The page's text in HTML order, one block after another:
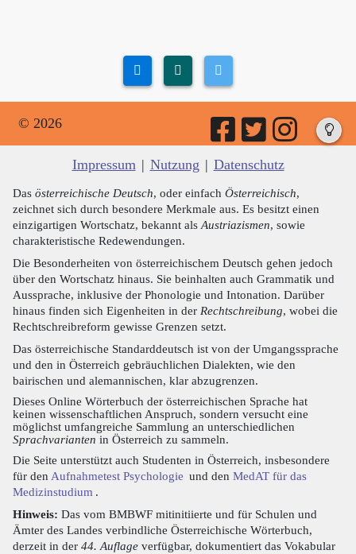
© 2026
Impressum | Nutzung | Datenschutz
Das österreichische Deutsch, oder einfach Österreichisch,
zeichnet sich durch besondere Merkmale aus. Es besitzt einen
einzigartigen Wortschatz, bekannt als Austriazismen, sowie
charakteristische Redewendungen.
Die Besonderheiten von österreichischem Deutsch gehen jedoch
über den Wortschatz hinaus. Sie beinhalten auch Grammatik und
Aussprache, inklusive der Phonologie und Intonation. Darüber
hinaus finden sich Eigenheiten in der Rechtschreibung, wobei die
Rechtschreibreform gewisse Grenzen setzt.
Das österreichische Standarddeutsch ist von der Umgangssprache
und den in Österreich gebräuchlichen Dialekten, wie den
bairischen und alemannischen, klar abzugrenzen.
Dieses Online Wörterbuch der österreichischen Sprache hat
keinen wissenschaftlichen Anspruch, sondern versucht eine
möglichst umfangreiche Sammlung an unterschiedlichen
Sprachvarianten in Österreich zu sammeln.
Die Seite unterstützt auch Studenten in Österreich, insbesondere
für den Aufnahmetest Psychologie und den MedAT für das
Medizinstudium .
Hinweis: Das vom BMBWF mitinitiierte und für Schulen und
Ämter des Landes verbindliche Österreichische Wörterbuch,
derzeit in der 44. Auflage verfügbar, dokumentiert das Vokabular